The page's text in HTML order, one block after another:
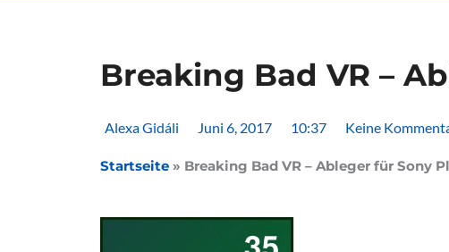
Breaking Bad VR –
Alexa Gidáli Juni 6, 2017 10:37 Keine
Startseite » Breaking Bad VR – Ableger für Sony